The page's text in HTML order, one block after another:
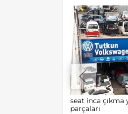
seat inca çıkma
parçaları